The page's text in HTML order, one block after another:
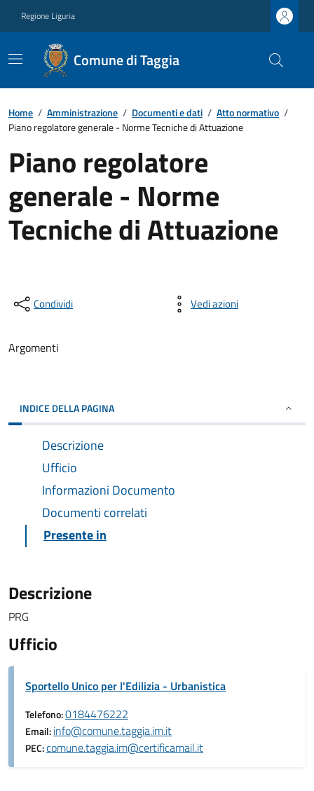
Regione Liguria
Comune di Taggia
Home / Amministrazione / Documenti e dati / Atto normativo /
Piano regolatore generale - Norme Tecniche di Attuazione
Piano regolatore
generale - Norme
Tecniche di Attuazione
Condividi Vedi azioni
Argomenti
INDICE DELLA PAGINA
Descrizione
Ufficio
Informazioni Documento
Documenti correlati
Presente in
Descrizione
PRG
Ufficio
Sportello Unico per l'Edilizia - Urbanistica
Telefono:0184476222
Email:info@comune.taggia.im.it
PEC:comune.taggia.im@certificamail.it